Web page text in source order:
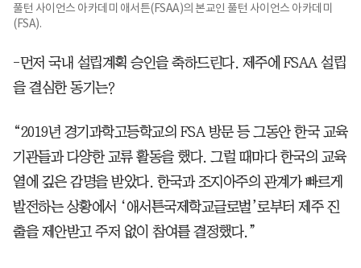
풀턴 사이언스 아카데미 애서튼(FSAA)의 본교인 풀턴 사이언스 아카데미
(FSA).
-먼저 국내 설립계획 승인을 축하드린다. 제주에 FSAA 설립
을 결심한 동기는?
“2019년 경기과학고등학교의 FSA 방문 등 그동안 한국 교육
기관들과 다양한 교류 활동을 했다. 그럴 때마다 한국의 교육
열에 깊은 감명을 받았다. 한국과 조지아주의 관계가 빠르게
발전하는 상황에서 ‘애서튼국제학교글로벌’로부터 제주 진
출을 제안받고 주저 없이 참여를 결정했다.”